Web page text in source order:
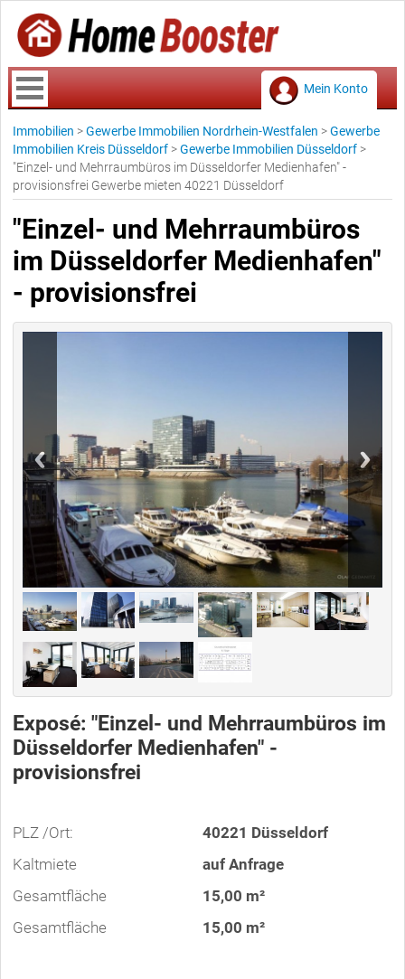
Mein Konto
Immobilien >Gewerbe Immobilien Nordrhein-Westfalen >Gewerbe
Immobilien Kreis Düsseldorf >Gewerbe Immobilien Düsseldorf >
"Einzel- und Mehrraumbüros im Düsseldorfer Medienhafen" -
provisionsfrei Gewerbe mieten 40221 Düsseldorf
"Einzel- und Mehrraumbüros
im Düsseldorfer Medienhafen"
- provisionsfrei
Exposé: "Einzel- und Mehrraumbüros im
Düsseldorfer Medienhafen" -
provisionsfrei
PLZ /Ort:
40221 Düsseldorf
Kaltmiete
auf Anfrage
Gesamtfläche
15,00 m²
Gesamtfläche
15,00 m²